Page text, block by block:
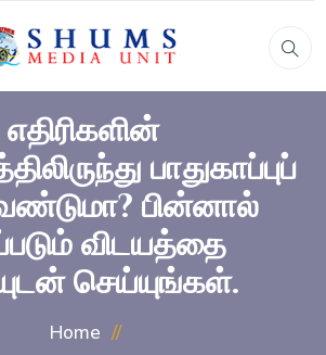
எதிரிகளின்
பாதுகாப்புப்
பின்னால்
விடயத்தை
செய்யுங்கள்.
Home